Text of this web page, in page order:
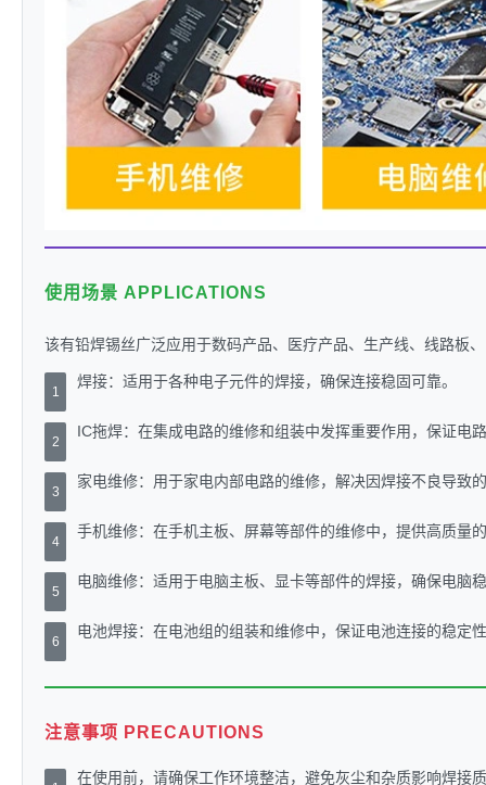
使用场景 APPLICATIONS
该有铅焊锡丝广泛应用于数码产品、医疗产品、生产线、线路板
1
焊接：适用于各种电子元件的焊接，确保连接稳固可靠。
2
IC拖焊：在集成电路的维修和组装中发挥重要作用，保证电
3
家电维修：用于家电内部电路的维修，解决因焊接不良导致
4
手机维修：在手机主板、屏幕等部件的维修中，提供高质量
5
电脑维修：适用于电脑主板、显卡等部件的焊接，确保电脑
6
电池焊接：在电池组的组装和维修中，保证电池连接的稳定
注意事项 PRECAUTIONS
在使用前，请确保工作环境整洁，避免灰尘和杂质影响焊接